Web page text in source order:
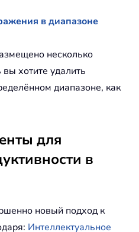
в диапазоне
несколько
хотите удалить
диапазоне, как
для
в
новый подход к
Интеллектуальное